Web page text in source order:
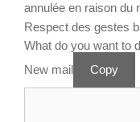
annulée en raison du
Respect des gestes
What do you want to
New mail
Copy